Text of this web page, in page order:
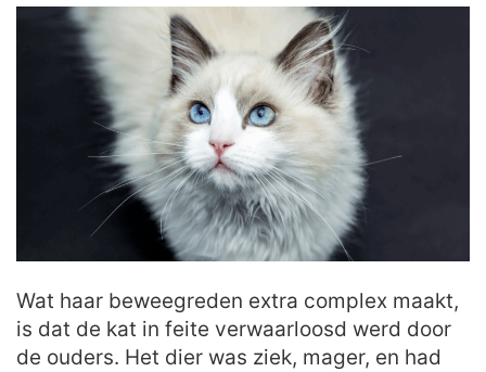
Wat haar beweegreden extra complex maakt,
is dat de kat in feite verwaarloosd werd door
de ouders. Het dier was ziek, mager, en had